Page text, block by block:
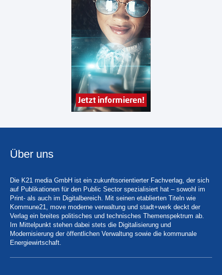
Über uns
Die K21 media GmbH ist ein zukunftsorientierter Fachverlag, der sich
auf Publikationen für den Public Sector spezialisiert hat – sowohl im
Print- als auch im Digitalbereich. Mit seinen etablierten Titeln wie
Kommune21, move moderne verwaltung und stadt+werk deckt der
Verlag ein breites politisches und technisches Themenspektrum ab.
Im Mittelpunkt stehen dabei stets die Digitalisierung und
Modernisierung der öffentlichen Verwaltung sowie die kommunale
Energiewirtschaft.